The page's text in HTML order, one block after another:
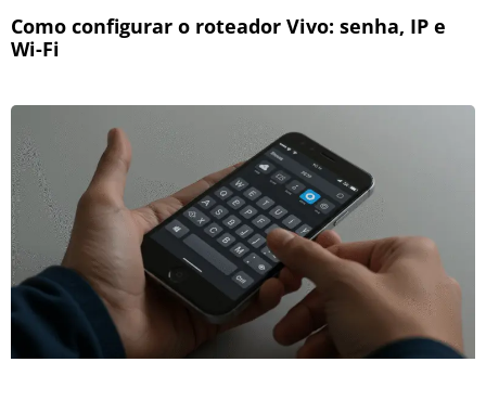
Como configurar o roteador Vivo: senha, IP e
Wi-Fi